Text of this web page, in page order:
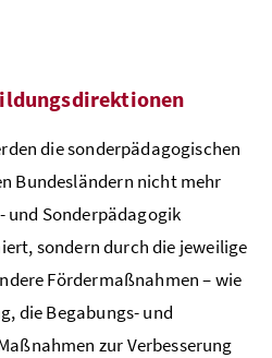
die sonderpädagogischen
Bundesländern nicht mehr
und Sonderpädagogik
sondern durch die jeweilige
Fördermaßnahmen – wie
die Begabungs- und
zur Verbesserung